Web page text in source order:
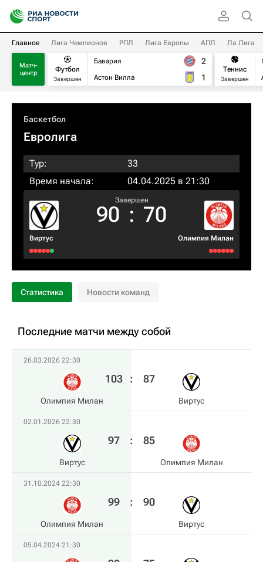
Главное Лига Чемпионов РПЛ Лига Европы АПЛ Ла Лига
Матч-
центр
Футбол
Завершен
Бавария
Астон Вилла
2
1
Теннис
Завершен
Баскетбол
Евролига
Тур:
33
Время начала:
04.04.2025 в 21:30
Виртус
Завершен
90 : 70
Олимпия Милан
Статистика Новости команд
Последние матчи между собой
26.03.2026 22:30
Олимпия Милан
103 : 87
Виртус
02.01.2026 22:30
Виртус
97 : 85
Олимпия Милан
31.10.2024 22:30
Олимпия Милан
99 : 90
Виртус
05.04.2024 21:30